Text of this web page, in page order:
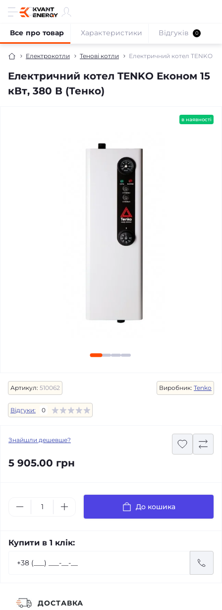
Електрокотли Тенові котли Електричний котел TENKO
Електричний котел TENKO Економ 15
кВт, 380 В (Тенко)
Все про товар Характеристики Відгуків 0
в наявності
Артикул: 510062 Виробник: Tenko
Відгуки: 0
Знайшли дешевше?
5 905.00 грн
До кошика
Купити в 1 клік:
ДОСТАВКА